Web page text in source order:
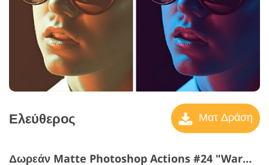
Ελεύθερος Ματ Δράση
Δωρεάν Matte Photoshop Actions #24 "Warm Light"